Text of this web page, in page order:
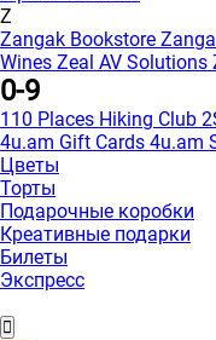
Z
Zangak Bookstore
Wines Zeal AV Solutions
0-9
110 Places Hiking Club
4u.am Gift Cards 4u.am
Цветы
Торты
Подарочные коробки
Креативные подарки
Билеты
Экспресс